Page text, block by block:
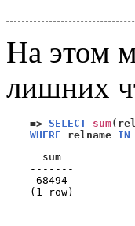
На этом
лишних
=> SELECT sum(
WHERE relname IN
  sum
-------
68494
(1 row)